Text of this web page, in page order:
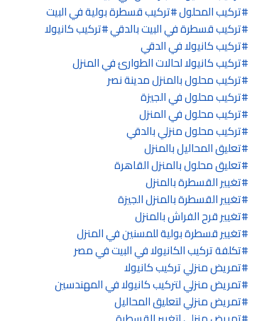
تركيب المحلول تركيب قسطرة بولية في البيت
تركيب قسطرة في البيت بالدقي تركيب كانيولا
تركيب كانيولا في الدقي
تركيب كانيولا لحالات الطوارئ في المنزل
تركيب محلول بالمنزل مدينة نصر
تركيب محلول في الجيزة
تركيب محلول في المنزل
تركيب محلول منزلي بالدقي
تعليق المحاليل بالمنزل
تعليق محلول بالمنزل القاهرة
تغيير القسطرة بالمنزل
تغيير القسطرة بالمنزل الجيزة
تغيير قرح الفراش بالمنزل
تغيير قسطرة بولية للمسنين في المنزل
تكلفة تركيب الكانيولا في البيت في مصر
تمريض منزلي تركيب كانيولا
تمريض منزلي لتركيب كانيولا في المهندسين
تمريض منزلي لتعليق المحاليل